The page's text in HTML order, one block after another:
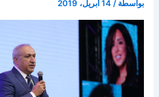
بواسطة /14 أبريل، 2019